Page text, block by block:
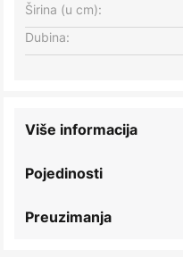
Širina (u cm):
Dubina:
Pojedinosti
Više informacija
Preuzimanja